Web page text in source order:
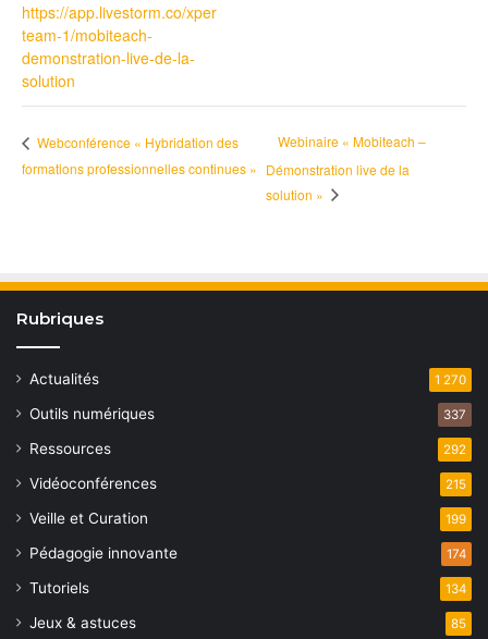
https://app.livestorm.co/xper
team-1/mobiteach-
demonstration-live-de-la-
solution
Webconférence « Hybridation des
formations professionnelles continues »
Webinaire « Mobiteach –
Démonstration live de la
solution »
Rubriques
Actualités 1 270
Outils numériques 337
Ressources 292
Vidéoconférences 215
Veille et Curation 199
Pédagogie innovante 174
Tutoriels 134
Jeux & astuces 85